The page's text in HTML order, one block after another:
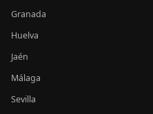
Granada
Huelva
Jaén
Málaga
Sevilla